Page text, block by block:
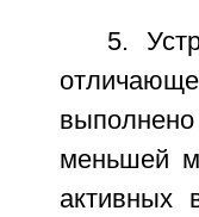
5.
меньшей
активных